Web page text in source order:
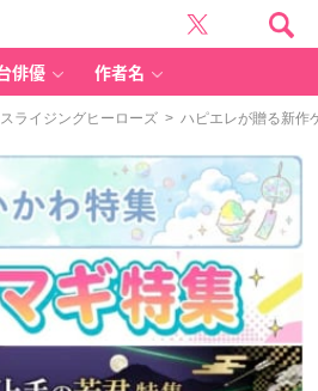
俳優 作者名
ライジングヒーローズ > ハピエレが贈る新作